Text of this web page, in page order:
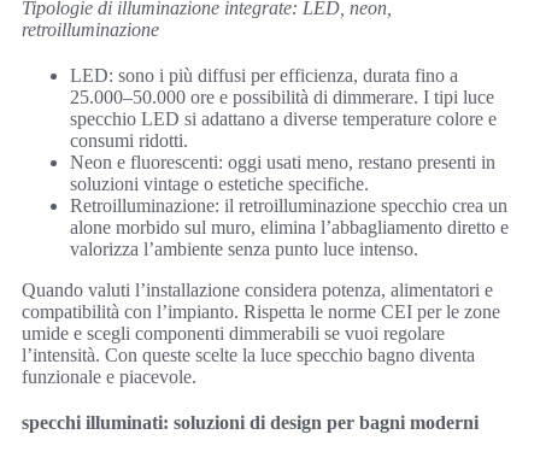
Tipologie di illuminazione integrate: LED, neon,
retroilluminazione
LED: sono i più diffusi per efficienza, durata fino a
25.000–50.000 ore e possibilità di dimmerare. I tipi luce
specchio LED si adattano a diverse temperature colore e
consumi ridotti.
Neon e fluorescenti: oggi usati meno, restano presenti in
soluzioni vintage o estetiche specifiche.
Retroilluminazione: il retroilluminazione specchio crea un
alone morbido sul muro, elimina l’abbagliamento diretto e
valorizza l’ambiente senza punto luce intenso.
Quando valuti l’installazione considera potenza, alimentatori e
compatibilità con l’impianto. Rispetta le norme CEI per le zone
umide e scegli componenti dimmerabili se vuoi regolare
l’intensità. Con queste scelte la luce specchio bagno diventa
funzionale e piacevole.
specchi illuminati: soluzioni di design per bagni moderni